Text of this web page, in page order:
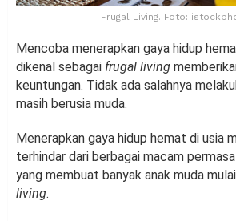
Frugal Living. Foto:
Mencoba menerapkan gaya hidup
dikenal sebagai frugal living
keuntungan. Tidak ada salahnya
masih berusia muda.
Menerapkan gaya hidup hemat di usia
terhindar dari berbagai macam
yang membuat banyak anak muda
living.